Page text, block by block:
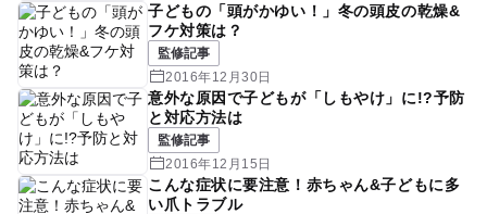
子どもの「頭がかゆい！」冬の頭皮の乾燥&
フケ対策は？
監修記事
2016年12月30日
意外な原因で子どもが「しもやけ」に!?予防
と対応方法は
監修記事
2016年12月15日
こんな症状に要注意！赤ちゃん&子どもに多
い爪トラブル